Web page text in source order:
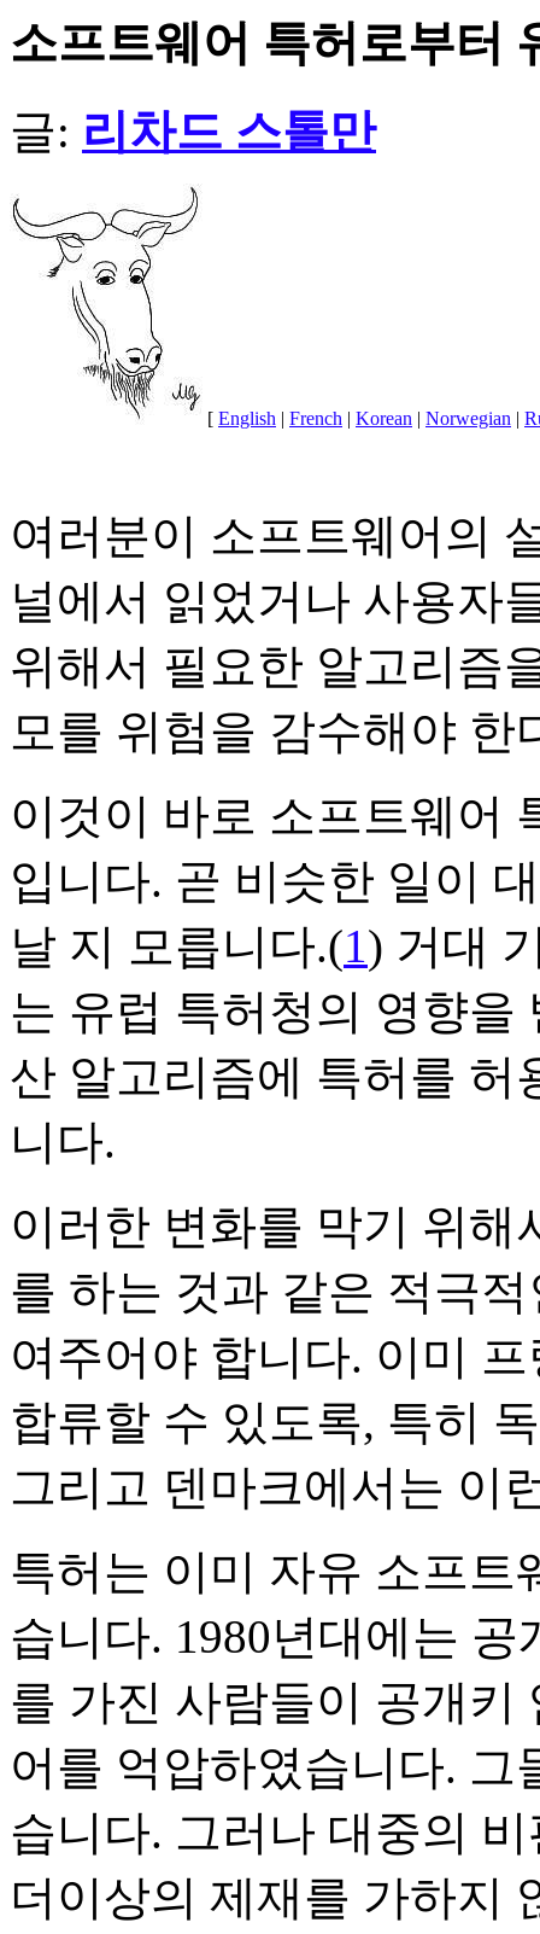
소프트웨어 특허로부터
글: 리차드 스톨만
[ English | French | Korean | Norwegian |
여러분이 소프트웨어의
널에서 읽었거나 사용자
위해서 필요한 알고리즘
모를 위험을 감수해야 한
이것이 바로 소프트웨어
입니다. 곧 비슷한 일이
날 지 모릅니다.(1) 거대
는 유럽 특허청의 영향을
산 알고리즘에 특허를 허
니다.
이러한 변화를 막기 위해
를 하는 것과 같은 적극
여주어야 합니다. 이미
합류할 수 있도록, 특히
그리고 덴마크에서는 이
특허는 이미 자유 소프트
습니다. 1980년대에는
를 가진 사람들이 공개키
어를 억압하였습니다. 그
습니다. 그러나 대중의
더이상의 제재를 가하지